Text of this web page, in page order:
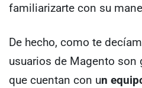
familiarizarte con su
De hecho, como te
usuarios de Magento son
que cuentan con un